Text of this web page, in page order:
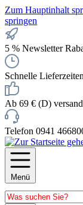
Zum Hauptinhalt
springen
5 % Newsletter
Schnelle Lieferzeiten
Ab 69 € (D)
Telefon 0941
Menü